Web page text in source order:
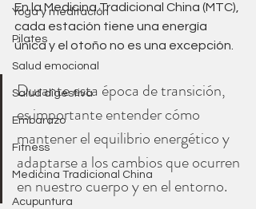
Yoga y meditación
Pilates
Salud emocional
Salud digestiva
Embarazo
Fitness
Medicina Tradicional China
Acupuntura
En la Medicina Tradicional China (MTC),
cada estación tiene una energía
única y el otoño no es una excepción.
Durante esta época de transición,
es importante entender cómo
mantener el equilibrio energético y
adaptarse a los cambios que ocurren
en nuestro cuerpo y en el entorno.